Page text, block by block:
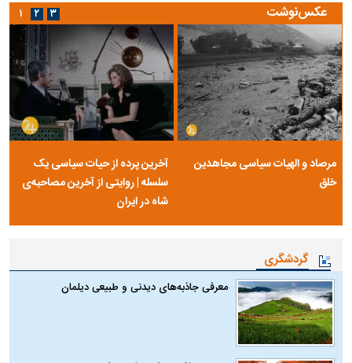
عکس‌نوشت
مرصاد و الهیات سیاسی مجاهدین
خلق
آخرین پرده از حیات سیاسی یک
سلسله | روایتی از آخرین مصاحبه‌ی
شاه در ایران
۱ ۲ ۳
گردشگری
معرفی جاذبه‌های دیدنی و طبیعی دیلمان